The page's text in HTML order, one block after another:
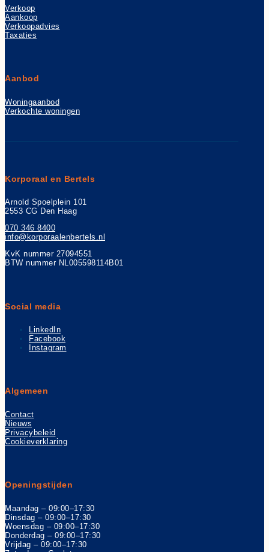
Verkoop
Aankoop
Verkoopadvies
Taxaties
Aanbod
Woningaanbod
Verkochte woningen
Korporaal en Bertels
Arnold Spoelplein 101
2553 CG Den Haag
070 346 8400
info@korporaalenbertels.nl
KvK nummer 27094551
BTW nummer NL005598114B01
Social media
LinkedIn
Facebook
Instagram
Algemeen
Contact
Nieuws
Privacybeleid
Cookieverklaring
Openingstijden
Maandag – 09:00–17:30
Dinsdag – 09:00–17:30
Woensdag – 09:00–17:30
Donderdag – 09:00–17:30
Vrijdag – 09:00–17:30